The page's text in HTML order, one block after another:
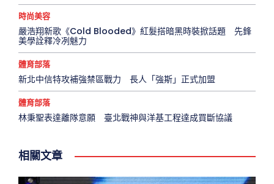
時尚美容
嚴浩翔新歌《Cold Blooded》紅髮搭暗黑時裝掀話題 先鋒
美學詮釋冷冽魅力
體育部落
新北中信特攻補強禁區戰力 長人「強斯」正式加盟
體育部落
林秉聖表達離隊意願 臺北戰神與洋基工程達成買斷協議
相關文章